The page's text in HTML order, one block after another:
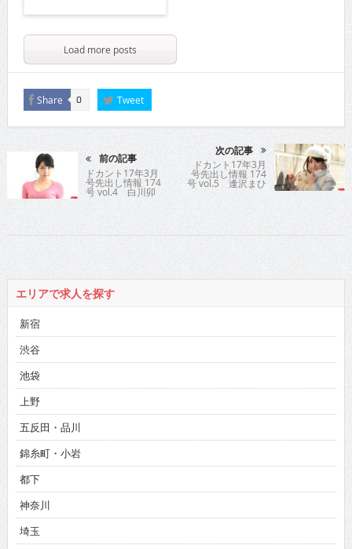
Load more posts
Share 0 Tweet
前の記事
ドカント17年3月
号先出し情報 174
号 vol.4 白川卯
奈
次の記事
ドカント17年3月
号先出し情報 174
号 vol.5 逢沢まひ
る
エリアで求人を探す
新宿
渋谷
池袋
上野
五反田・品川
錦糸町・小岩
都下
神奈川
埼玉